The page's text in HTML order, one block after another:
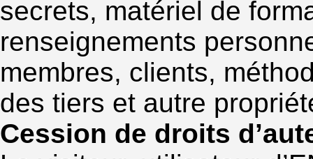
secrets, matériel de
renseignements
membres, clients,
des tiers et autre
Cession de droits